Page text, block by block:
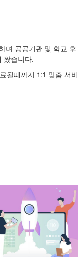
며 공공기관 및 학교 후
왔습니다.
될때까지 1:1 맞춤 서비